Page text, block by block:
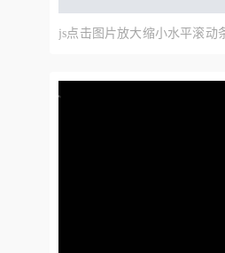
js点击图片放大缩小水平滚动